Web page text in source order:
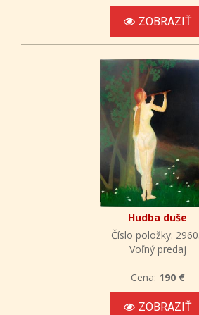
ZOBRAZIŤ
Hudba duše
Číslo položky:
Voľný predaj
Cena: 190 €
ZOBRAZIŤ